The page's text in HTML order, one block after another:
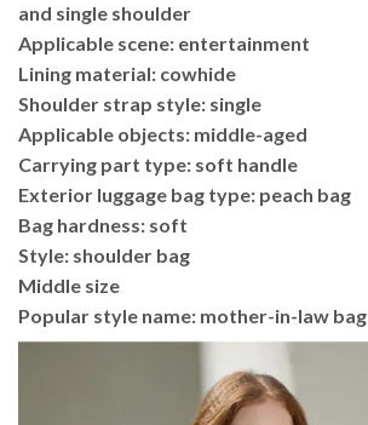
and single shoulder
Applicable scene: entertainment
Lining material: cowhide
Shoulder strap style: single
Applicable objects: middle-aged
Carrying part type: soft handle
Exterior luggage bag type: peach bag
Bag hardness: soft
Style: shoulder bag
Middle size
Popular style name: mother-in-law bag